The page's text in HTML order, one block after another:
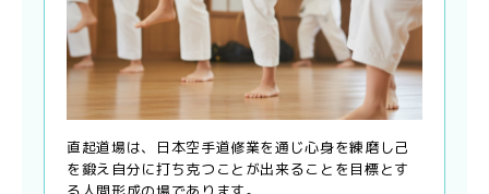
直起道場は、日本空手道修業を通じ心身を練磨し己
を鍛え自分に打ち克つことが出来ることを目標とす